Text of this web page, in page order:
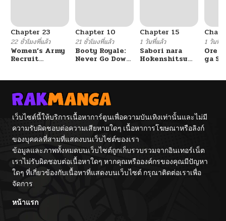
Chapter 23
22 ชั่วโมงที่แล้ว
Women’s Army
Recruit
Chapter 10
21 ชั่วโมงที่แล้ว
Booty Royale:
Never Go Down
Chapter 15
1 วันที่แล้ว
Sabori nara
Hokenshitsu
1 วันที่แ
Ore
ga
Tag
เว็บไซต์นี้ให้บริการเนื้อหาการ์ตูนเพื่อความบันเทิงเท่านั้นและไม่มี
ความรับผิดชอบต่อความเสียหายใดๆ เนื้อหาการโฆษณาหรือลิงก์
ของบุคคลที่สามที่แสดงบนเว็บไซต์ของเรา
ข้อมูลและภาพทั้งหมดบนเว็บไซต์ถูกเก็บรวบรวมจากอินเทอร์เน็ต
เราไม่รับผิดชอบต่อเนื้อหาใดๆ หากคุณหรือองค์กรของคุณมีปัญหา
ใดๆ ที่เกี่ยวข้องกับเนื้อหาที่แสดงบนเว็บไซต์ กรุณาติดต่อเราเพื่อ
จัดการ
หน้าแรก